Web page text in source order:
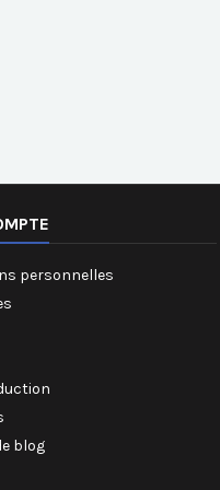
personnelles
blog